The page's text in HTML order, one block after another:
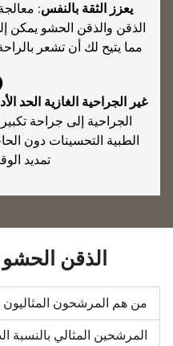
يعزز الثقة بالنفس:
الذقن والذقن الحشو يمكن
مما يتيح لك أن تشعر
غير الجراحية الغازية الحد
الجراحية إلى جراحة
الطبية التحسينات دون
تمديد
الذقن
من هم المرشحون المثاليون
المرشحين المثالي بالنسبة